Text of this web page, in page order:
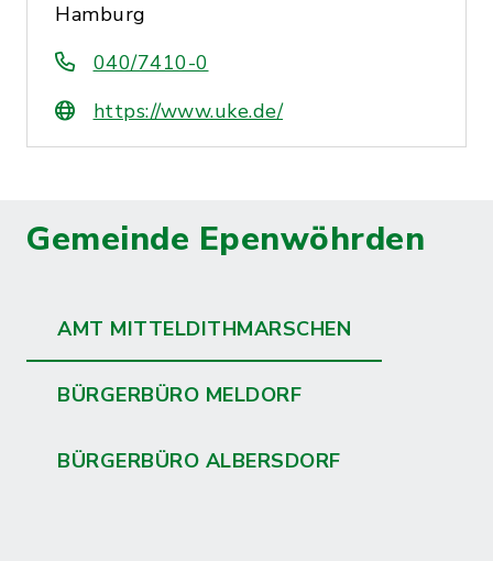
Hamburg
040/7410-0
https://www.uke.de/
Gemeinde Epenwöhrden
AMT MITTELDITHMARSCHEN
BÜRGERBÜRO MELDORF
BÜRGERBÜRO ALBERSDORF